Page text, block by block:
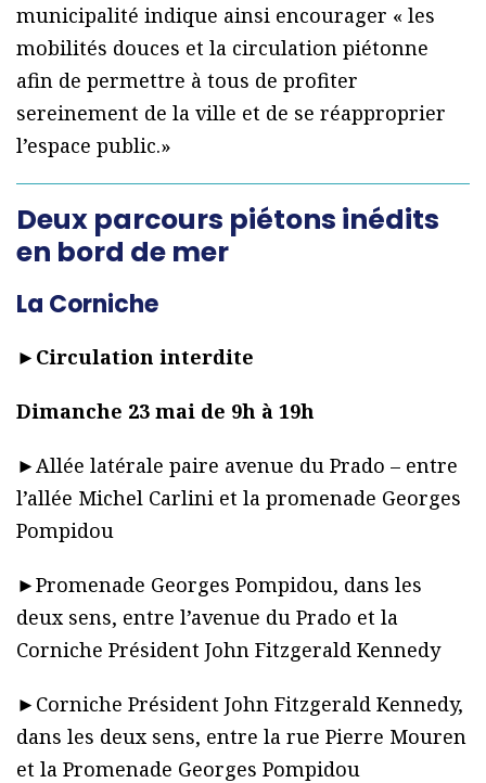
municipalité indique ainsi encourager « les
mobilités douces et la circulation piétonne
afin de permettre à tous de profiter
sereinement de la ville et de se réapproprier
l’espace public.»
Deux parcours piétons inédits
en bord de mer
La Corniche
► Circulation interdite
Dimanche 23 mai de 9h à 19h
►Allée latérale paire avenue du Prado – entre
l’allée Michel Carlini et la promenade Georges
Pompidou
►Promenade Georges Pompidou, dans les
deux sens, entre l’avenue du Prado et la
Corniche Président John Fitzgerald Kennedy
►Corniche Président John Fitzgerald Kennedy,
dans les deux sens, entre la rue Pierre Mouren
et la Promenade Georges Pompidou